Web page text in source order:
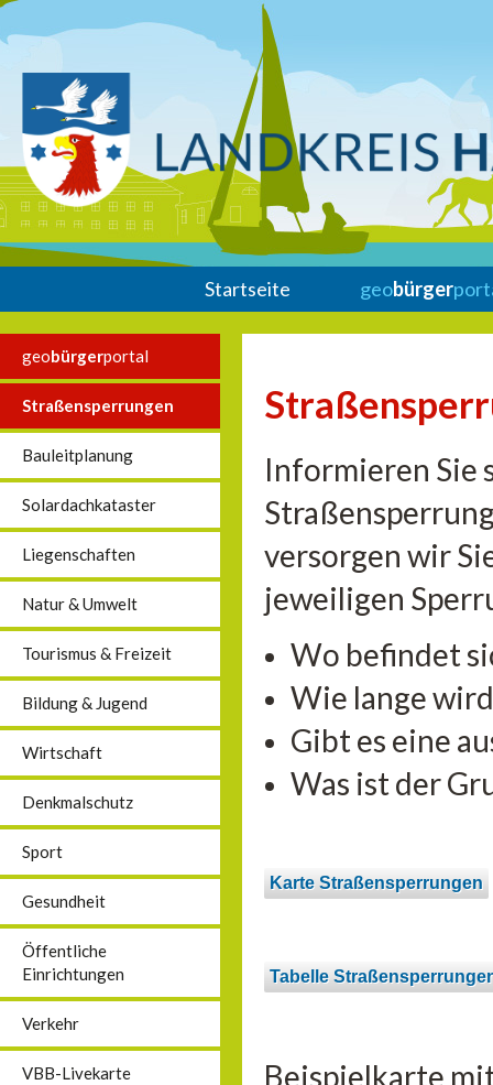
Startseite geobürger
geobürgerportal
Straßensperrungen
Bauleitplanung
Solardachkataster
Liegenschaften
Natur & Umwelt
Tourismus & Freizeit
Bildung & Jugend
Wirtschaft
Denkmalschutz
Sport
Gesundheit
Öffentliche
Einrichtungen
Verkehr
VBB-Livekarte
Informieren Sie
versorgen wir
jeweiligen
Wo befindet
Wie lange
Gibt es eine
Was ist der
Karte Straßensperrungen
Tabelle
Beispielkarte